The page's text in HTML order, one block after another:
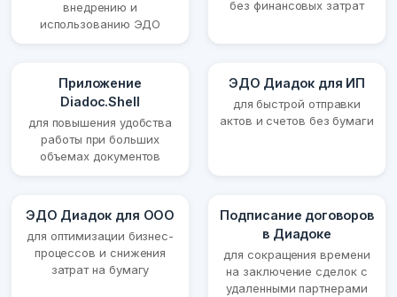
внедрению и
использованию ЭДО
без финансовых затрат
Приложение
Diadoc.Shell
для повышения удобства
работы при больших
объемах документов
ЭДО Диадок для ИП
для быстрой отправки
актов и счетов без бумаги
ЭДО Диадок для ООО
для оптимизации бизнес-
процессов и снижения
затрат на бумагу
Подписание договоров
в Диадоке
для сокращения времени
на заключение сделок с
удаленными партнерами